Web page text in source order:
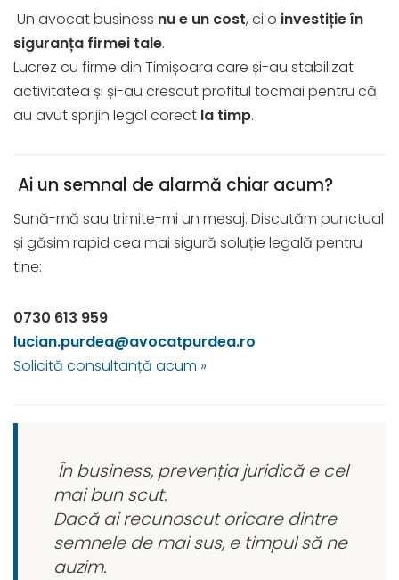
Un avocat business nu e un cost, ci o investiție în
siguranța firmei tale.
Lucrez cu firme din Timișoara care și-au stabilizat
activitatea și și-au crescut profitul tocmai pentru că
au avut sprijin legal corect la timp.
Ai un semnal de alarmă chiar acum?
Sună-mă sau trimite-mi un mesaj. Discutăm punctual
și găsim rapid cea mai sigură soluție legală pentru
tine:
0730 613 959
lucian.purdea@avocatpurdea.ro
Solicită consultanță acum »
În business, prevenția juridică e cel
mai bun scut.
Dacă ai recunoscut oricare dintre
semnele de mai sus, e timpul să ne
auzim.